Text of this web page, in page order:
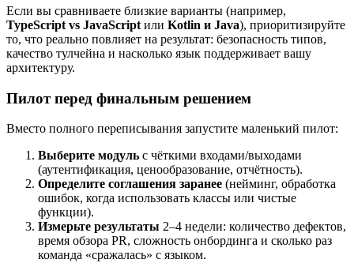
Если вы сравниваете близкие варианты (например,
TypeScript vs JavaScript или Kotlin и Java), приоритизируйте
то, что реально повлияет на результат: безопасность типов,
качество тулчейна и насколько язык поддерживает вашу
архитектуру.
Пилот перед финальным решением
Вместо полного переписывания запустите маленький пилот:
Выберите модуль с чёткими входами/выходами
(аутентификация, ценообразование, отчётность).
Определите соглашения заранее (нейминг, обработка
ошибок, когда использовать классы или чистые
функции).
Измерьте результаты 2–4 недели: количество дефектов,
время обзора PR, сложность онбординга и сколько раз
команда «сражалась» с языком.